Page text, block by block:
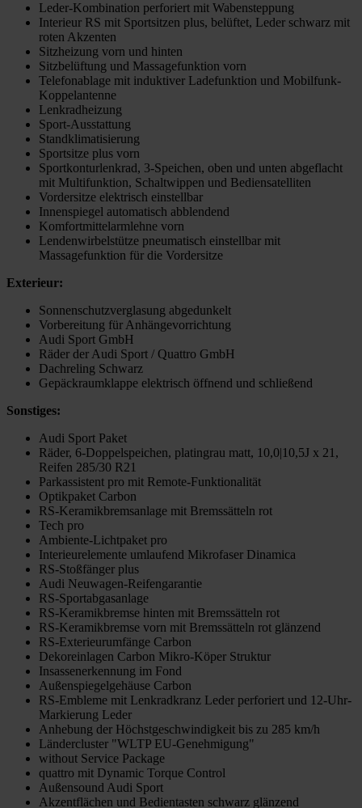
Leder-Kombination perforiert mit Wabensteppung
Interieur RS mit Sportsitzen plus, belüftet, Leder schwarz mit
roten Akzenten
Sitzheizung vorn und hinten
Sitzbelüftung und Massagefunktion vorn
Telefonablage mit induktiver Ladefunktion und Mobilfunk-
Koppelantenne
Lenkradheizung
Sport-Ausstattung
Standklimatisierung
Sportsitze plus vorn
Sportkonturlenkrad, 3-Speichen, oben und unten abgeflacht
mit Multifunktion, Schaltwippen und Bediensatelliten
Vordersitze elektrisch einstellbar
Innenspiegel automatisch abblendend
Komfortmittelarmlehne vorn
Lendenwirbelstütze pneumatisch einstellbar mit
Massagefunktion für die Vordersitze
Exterieur:
Sonnenschutzverglasung abgedunkelt
Vorbereitung für Anhängevorrichtung
Audi Sport GmbH
Räder der Audi Sport / Quattro GmbH
Dachreling Schwarz
Gepäckraumklappe elektrisch öffnend und schließend
Sonstiges:
Audi Sport Paket
Räder, 6-Doppelspeichen, platingrau matt, 10,0|10,5J x 21,
Reifen 285/30 R21
Parkassistent pro mit Remote-Funktionalität
Optikpaket Carbon
RS-Keramikbremsanlage mit Bremssätteln rot
Tech pro
Ambiente-Lichtpaket pro
Interieurelemente umlaufend Mikrofaser Dinamica
RS-Stoßfänger plus
Audi Neuwagen-Reifengarantie
RS-Sportabgasanlage
RS-Keramikbremse hinten mit Bremssätteln rot
RS-Keramikbremse vorn mit Bremssätteln rot glänzend
RS-Exterieurumfänge Carbon
Dekoreinlagen Carbon Mikro-Köper Struktur
Insassenerkennung im Fond
Außenspiegelgehäuse Carbon
RS-Embleme mit Lenkradkranz Leder perforiert und 12-Uhr-
Markierung Leder
Anhebung der Höchstgeschwindigkeit bis zu 285 km/h
Ländercluster "WLTP EU-Genehmigung"
without Service Package
quattro mit Dynamic Torque Control
Außensound Audi Sport
Akzentflächen und Bedientasten schwarz glänzend